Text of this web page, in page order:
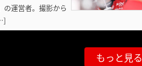
の運営者。撮影から
もっと見る